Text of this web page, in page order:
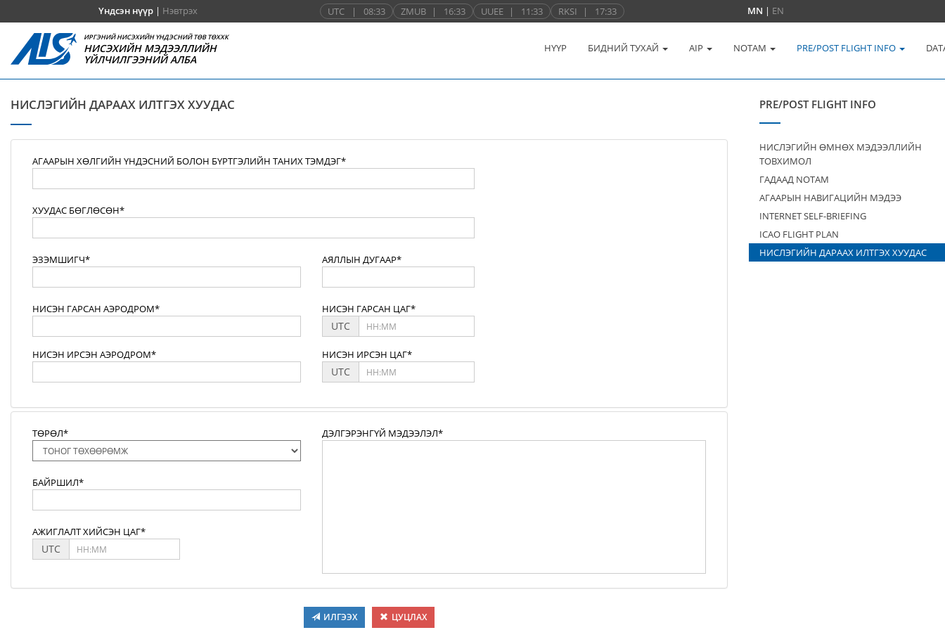
Үндсэн нүүр| Нэвтрэх UTC | 08:33 ZMUB | 16:33 UUEE | 11:33 RKSI | 17:33 MN | EN
ИРГЭНИЙ НИСЭХИЙН ҮНДЭСНИЙ ТӨВ ТӨХХК
НИСЭХИЙН МЭДЭЭЛЛИЙН
ҮЙЛЧИЛГЭЭНИЙ АЛБА
НҮҮР БИДНИЙ ТУХАЙ AIP NOTAM PRE/POST FLIGHT INFO
НИСЛЭГИЙН ДАРААХ ИЛТГЭХ ХУУДАС
АГААРЫН ХӨЛГИЙН ҮНДЭСНИЙ БОЛОН БҮРТГЭЛИЙН ТАНИХ ТЭМДЭГ*
ХУУДАС БӨГЛӨСӨН*
ЭЗЭМШИГЧ* АЯЛЛЫН ДУГААР*
НИСЭН ГАРСАН АЭРОДРОМ* НИСЭН ГАРСАН ЦАГ*
UTC
НИСЭН ИРСЭН АЭРОДРОМ* НИСЭН ИРСЭН ЦАГ*
UTC
ТӨРӨЛ*
БАЙРШИЛ*
АЖИГЛАЛТ ХИЙСЭН ЦАГ*
UTC
ДЭЛГЭРЭНГҮЙ МЭДЭЭЛЭЛ*
ИЛГЭЭХ ЦУЦЛАХ
PRE/POST FLIGHT INFO
НИСЛЭГИЙН ӨМНӨХ МЭДЭЭЛЛИЙН
ТОВХИМОЛ
ГАДААД NOTAM
АГААРЫН НАВИГАЦИЙН МЭДЭЭ
INTERNET SELF-BRIEFING
ICAO FLIGHT PLAN
НИСЛЭГИЙН ДАРААХ ИЛТГЭХ ХУУДАС